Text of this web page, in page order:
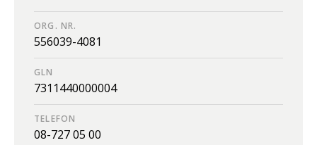
ORG. NR.
556039-4081
GLN
7311440000004
TELEFON
08-727 05 00